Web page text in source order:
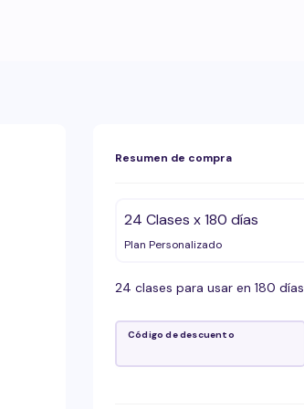
Resumen de compra
24 Clases x 180 días
Plan Personalizado
24 clases para usar en 180 días
Código de descuento